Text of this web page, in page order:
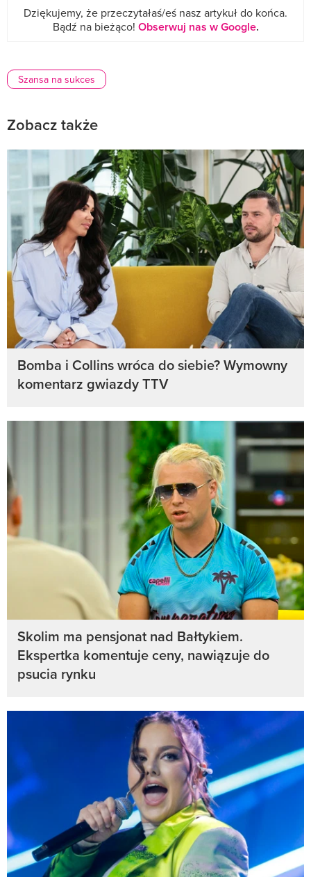
Dziękujemy, że przeczytałaś/eś nasz artykuł do końca.
Bądź na bieżąco! Obserwuj nas w Google.
Szansa na sukces
Zobacz także
Bomba i Collins wróca do siebie? Wymowny
komentarz gwiazdy TTV
Skolim ma pensjonat nad Bałtykiem.
Ekspertka komentuje ceny, nawiązuje do
psucia rynku